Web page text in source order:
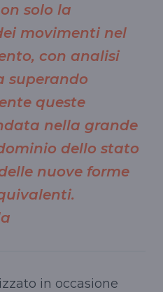
solo la
movimenti nel
con analisi
superando
queste
nella grande
dello stato
nuove forme
in occasione